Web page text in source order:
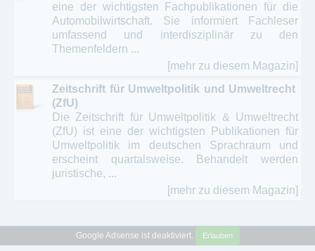
eine der wichtigsten Fachpublikationen für die
Automobilwirtschaft. Sie informiert Fachleser
umfassend und interdisziplinär zu den
Themenfeldern ...
[mehr zu diesem Magazin]
Zeitschrift für Umweltpolitik und Umweltrecht
(ZfU)
Die Zeitschrift für Umweltpolitik & Umweltrecht
(ZfU) ist eine der wichtigsten Publikationen für
Umweltpolitik im deutschen Sprachraum und
erscheint quartalsweise. Behandelt werden
juristische, ...
[mehr zu diesem Magazin]
Google Adsense ist deaktiviert. Erlauben